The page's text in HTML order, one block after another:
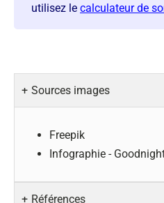
utilisez le calculateur de
Sources images
Freepik
Infographie -
Références